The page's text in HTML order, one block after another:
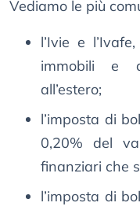
Vediamo le più
l’Ivie e
immobili e
all’estero;
l’imposta di
0,20% del
finanziari che
l’imposta di